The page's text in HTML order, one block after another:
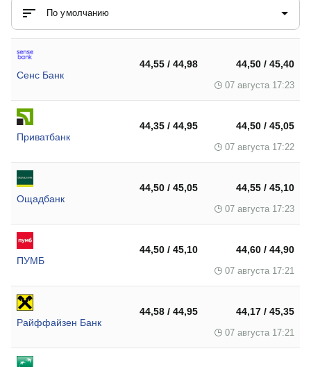
По умолчанию
Сенс Банк
44,55 / 44,98 44,50 / 45,40
07 августа 17:23
Приватбанк
44,35 / 44,95 44,50 / 45,05
07 августа 17:22
Ощадбанк
44,50 / 45,05 44,55 / 45,10
07 августа 17:23
ПУМБ
44,50 / 45,10 44,60 / 44,90
07 августа 17:21
Райффайзен Банк
44,58 / 44,95 44,17 / 45,35
07 августа 17:21